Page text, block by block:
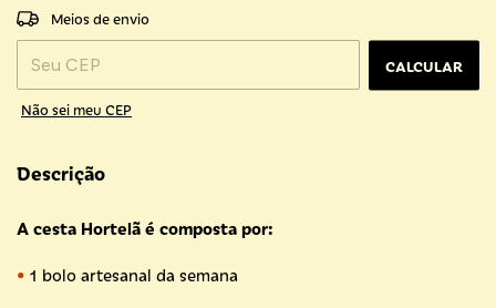
Entregas para o CEP:
Meios de envio
CALCULAR
Não sei meu CEP
Descrição
A cesta Hortelã é composta por:
• 1 bolo artesanal da semana